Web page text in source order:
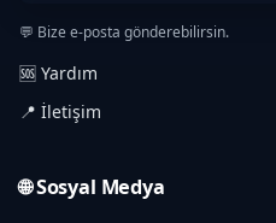
💬 Bize e-posta gönderebilirsin.
🆘 Yardım
📍 İletişim
🌐 Sosyal Medya